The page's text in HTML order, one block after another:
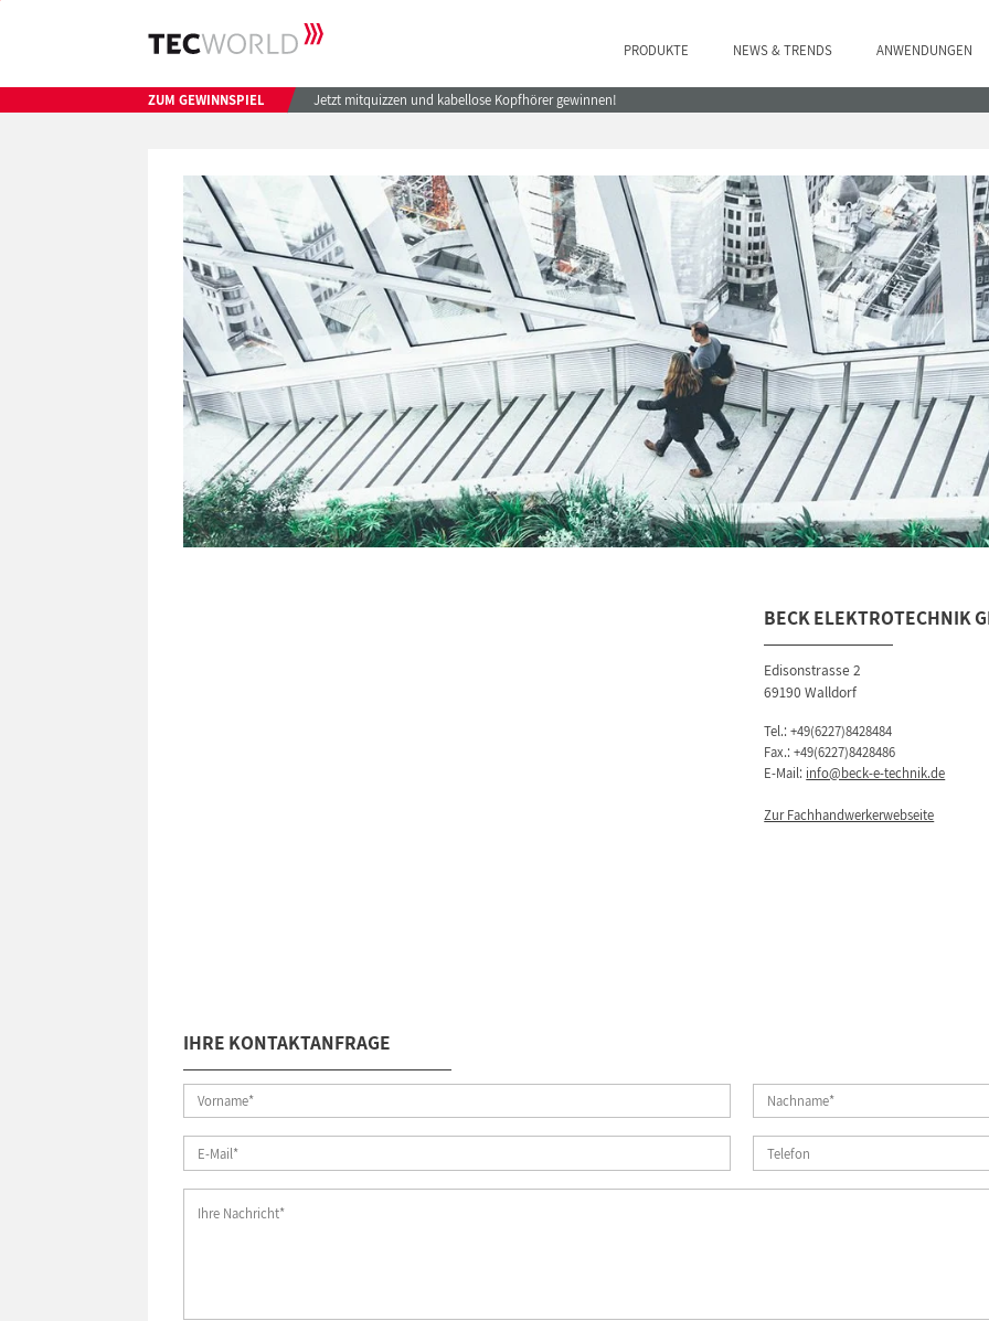
PRODUKTE NEWS & TRENDS ANWENDUNGEN
ZUM GEWINNSPIEL Jetzt mitquizzen und kabellose Kopfhörer gewinnen!
BECK ELEKTROTECHNIK
Edisonstrasse 2
69190 Walldorf
Tel.:+49(6227)8428484
Fax.: +49(6227)8428486
E-Mail: info@beck-e-technik.de
Zur Fachhandwerkerwebseite
IHRE KONTAKTANFRAGE